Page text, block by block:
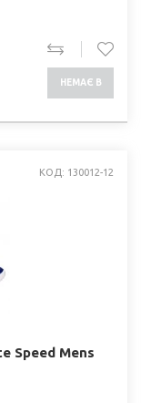
НЕМАЄ В
КОД: 130012-12
Speed Mens